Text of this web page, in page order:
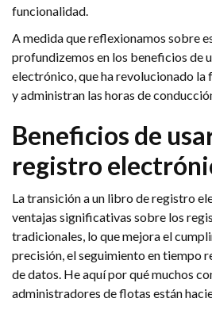
funcionalidad.
A medida que reflexionamos sobre
profundizemos en los beneficios de
electrónico, que ha revolucionado la
y administran las horas de
Beneficios de
registro
La transición a un libro de registro
ventajas significativas sobre los
tradicionales, lo que mejora el
precisión, el seguimiento en tiempo
de datos. He aquí por qué muchos
administradores de flotas están